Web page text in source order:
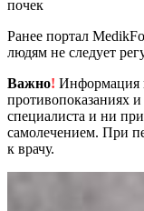
почек
Ранее портал
людям не следует
Важно! Информация
противопоказаниях
специалиста и ни при
самолечением. При
к врачу.